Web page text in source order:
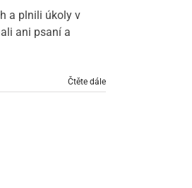
a plnili úkoly v
ani psaní a
Čtěte dále